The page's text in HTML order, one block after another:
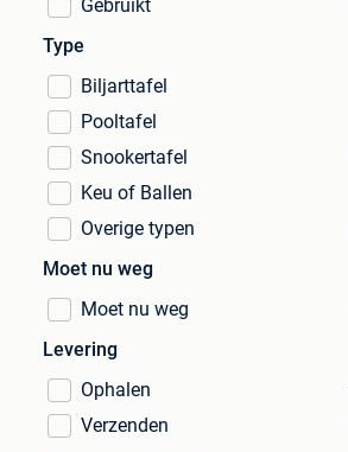
Gebruikt
Type
Biljarttafel
Pooltafel
Snookertafel
Keu of Ballen
Overige typen
Moet nu weg
Moet nu weg
Levering
Ophalen
Verzenden